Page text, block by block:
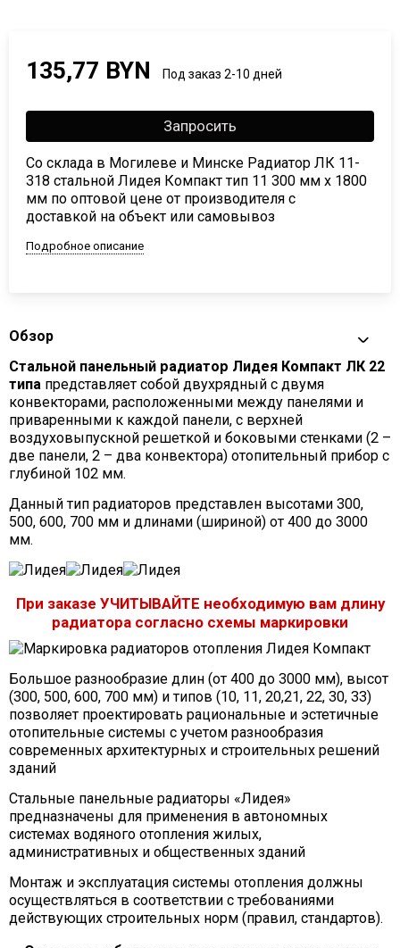
135,77 BYN Под заказ 2-10 дней
Запросить
Со склада в Могилеве и Минске Радиатор ЛК 11-
318 стальной Лидея Компакт тип 11 300 мм х 1800
мм по оптовой цене от производителя с
доставкой на объект или самовывоз
Подробное описание
Обзор
Стальной панельный радиатор Лидея Компакт ЛК 22
типапредставляет собой двухрядный с двумя
конвекторами, расположенными между панелями и
приваренными к каждой панели, с верхней
воздуховыпускной решеткой и боковыми стенками (2 –
две панели, 2 – два конвектора) отопительный прибор с
глубиной 102 мм.
Данный тип радиаторов представлен высотами 300,
500, 600, 700 мм и длинами (шириной) от 400 до 3000
мм.
При заказе УЧИТЫВАЙТЕ необходимую вам длину
радиатора согласно схемы маркировки
Большое разнообразие длин (от 400 до 3000 мм), высот
(300, 500, 600, 700 мм) и типов (10, 11, 20,21, 22, 30, 33)
позволяет проектировать рациональные и эстетичные
отопительные системы с учетом разнообразия
современных архитектурных и строительных решений
зданий
Стальные панельные радиаторы «Лидея»
предназначены для применения в автономных
системах водяного отопления жилых,
административных и общественных зданий
Монтаж и эксплуатация системы отопления должны
осуществляться в соответствии с требованиями
действующих строительных норм (правил, стандартов).